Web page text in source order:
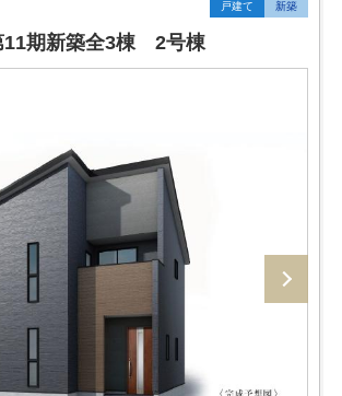
戸建て 新築
11期新築全3棟 2号棟